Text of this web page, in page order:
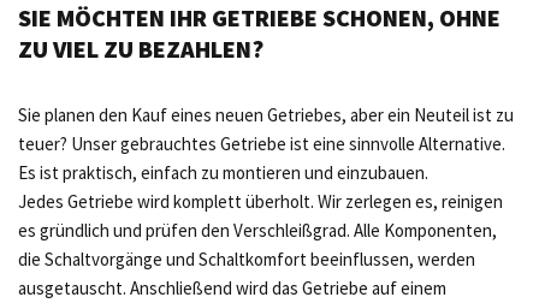
SIE MÖCHTEN IHR GETRIEBE SCHONEN, OHNE
ZU VIEL ZU BEZAHLEN?
Sie planen den Kauf eines neuen Getriebes, aber ein Neuteil ist zu
teuer? Unser gebrauchtes Getriebe ist eine sinnvolle Alternative.
Es ist praktisch, einfach zu montieren und einzubauen.
Jedes Getriebe wird komplett überholt. Wir zerlegen es, reinigen
es gründlich und prüfen den Verschleißgrad. Alle Komponenten,
die Schaltvorgänge und Schaltkomfort beeinflussen, werden
ausgetauscht. Anschließend wird das Getriebe auf einem